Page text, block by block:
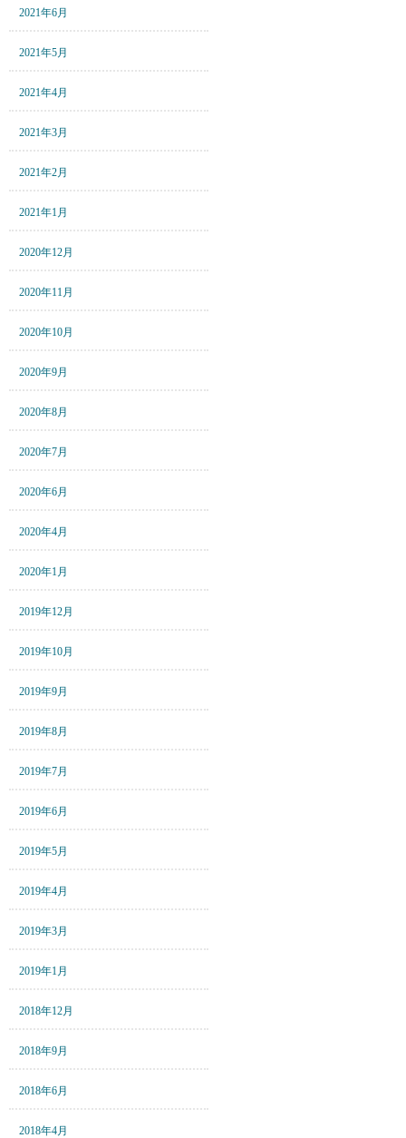
2021年6月
2021年5月
2021年4月
2021年3月
2021年2月
2021年1月
2020年12月
2020年11月
2020年10月
2020年9月
2020年8月
2020年7月
2020年6月
2020年4月
2020年1月
2019年12月
2019年10月
2019年9月
2019年8月
2019年7月
2019年6月
2019年5月
2019年4月
2019年3月
2019年1月
2018年12月
2018年9月
2018年6月
2018年4月